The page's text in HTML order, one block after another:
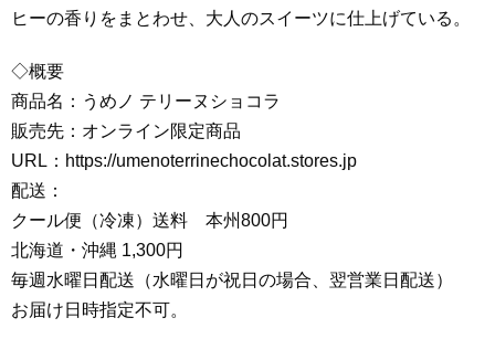
ヒーの香りをまとわせ、大人のスイーツに仕上げている。
◇概要
商品名：うめノ テリーヌショコラ
販売先：オンライン限定商品
URL：https://umenoterrinechocolat.stores.jp
配送：
クール便（冷凍）送料 本州800円
北海道・沖縄 1,300円
毎週水曜日配送（水曜日が祝日の場合、翌営業日配送）
お届け日時指定不可。